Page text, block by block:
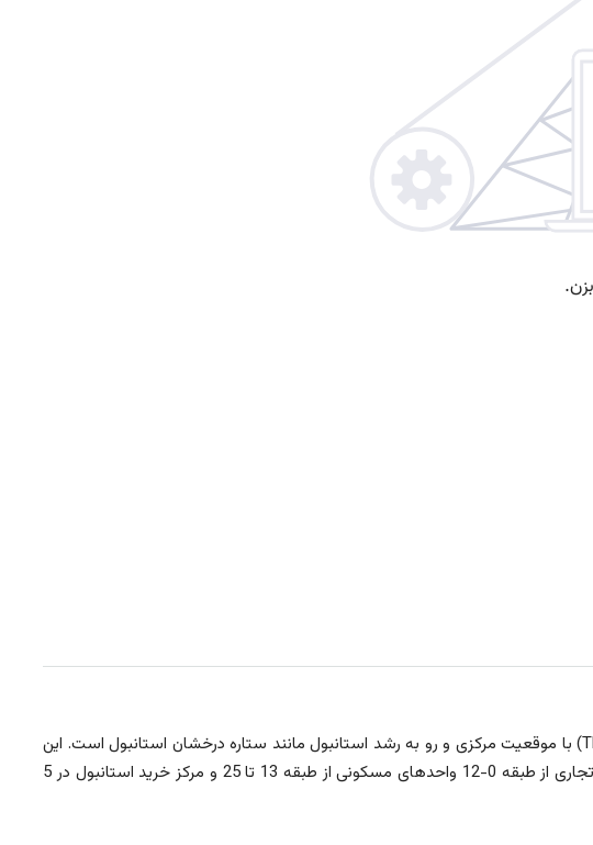
: میخواهیم پروژه مرکز خرید استانبول را به شما معرفی کنیم. پروژه در مجاورت بزرگراه (TEM) با موقعیت مرکزی و رو به رشد استانبول مانند ستاره درخشان استانبول است. این
پروژه بزرگترین مجتمع چند منظوره شامل هتل 366 اتاقی، اقامتگاه و مرکز خرید میباشد. یک پروژه تجاری مسکونی که واحد های تجاری از طبقه 0-12 واحدهای مسکونی از طبقه 13 تا 25 و مرکز خرید استانبول در 5